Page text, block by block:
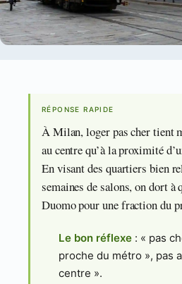
RÉPONSE RAPIDE
À Milan, loger pas cher tient
au centre qu’à la proximité
En visant des quartiers bien
semaines de salons, on dort à
Duomo pour une fraction du
Le bon réflexe : « pas
proche du métro », pas
centre ».